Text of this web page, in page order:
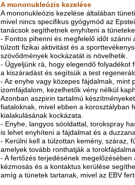
A mononukleózis kezelése
A mononukleózis kezelése általában
mivel nincs specifikus gyógymód az
tanácsok segíthetnek enyhíteni a
- Fontos pihenni és megfelelő időt szánni
túlzott fizikai aktivitást és a
szövődmények kockázatát is növelhetik.
- Ügyeljünk rá, hogy elegendő folyadékot
a kiszáradást és segítsük a test
- Az enyhe vagy közepes fájdalmak, mint
izomfájdalom, kezelhetők vény nélkül
Azonban aszpirin tartalmú
fiataloknak, mivel ebben a korosztályban
kialakulásának kockázata.
- Enyhe, langyos sóoldattal, torokspray
is lehet enyhíteni a fájdalmat és a
- Kerülni kell a túlzottan kemény, száraz,
amelyek tovább ronthatják a
- A fertőzés terjedésének
kézmosás és a kontaktus kerülése
amíg a tünetek tartanak, mivel az EBV